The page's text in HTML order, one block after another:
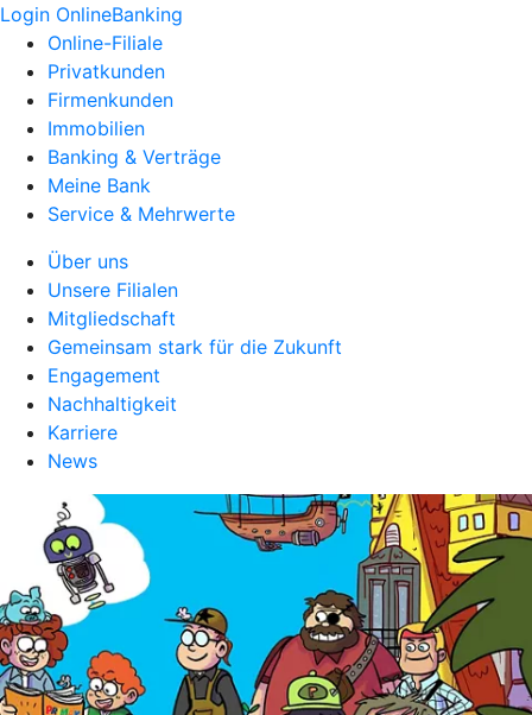
Login OnlineBanking
Online-Filiale
Privatkunden
Firmenkunden
Immobilien
Banking & Verträge
Meine Bank
Service & Mehrwerte
Über uns
Unsere Filialen
Mitgliedschaft
Gemeinsam stark für die Zukunft
Engagement
Nachhaltigkeit
Karriere
News